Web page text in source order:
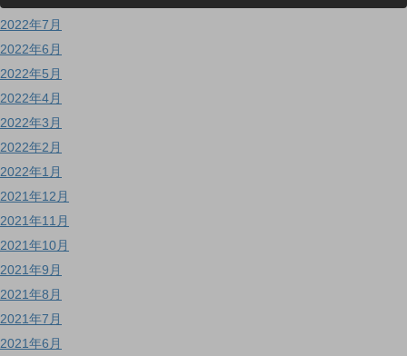
2022年7月
2022年6月
2022年5月
2022年4月
2022年3月
2022年2月
2022年1月
2021年12月
2021年11月
2021年10月
2021年9月
2021年8月
2021年7月
2021年6月